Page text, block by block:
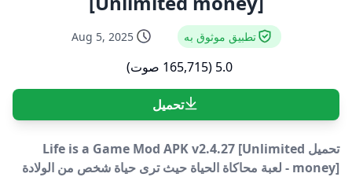
تطبيق موثوق به Aug 5, 2025
5.0 (165,715 صوت)
تحميل
تحميل Life is a Game Mod APK v2.4.27 [Unlimited
money] - لعبة محاكاة الحياة حيث ترى حياة شخص من الولادة